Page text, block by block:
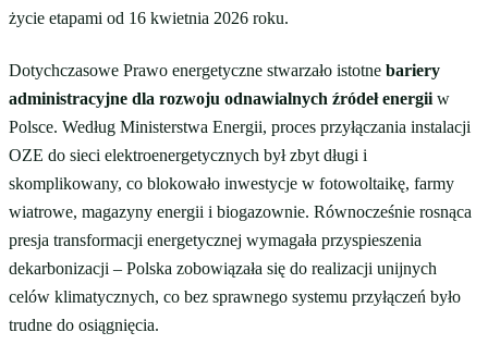
życie etapami od 16 kwietnia 2026 roku.
Dotychczasowe Prawo energetyczne stwarzało istotne bariery
administracyjne dla rozwoju odnawialnych źródeł energii w
Polsce. Według Ministerstwa Energii, proces przyłączania instalacji
OZE do sieci elektroenergetycznych był zbyt długi i
skomplikowany, co blokowało inwestycje w fotowoltaikę, farmy
wiatrowe, magazyny energii i biogazownie. Równocześnie rosnąca
presja transformacji energetycznej wymagała przyspieszenia
dekarbonizacji – Polska zobowiązała się do realizacji unijnych
celów klimatycznych, co bez sprawnego systemu przyłączeń było
trudne do osiągnięcia.